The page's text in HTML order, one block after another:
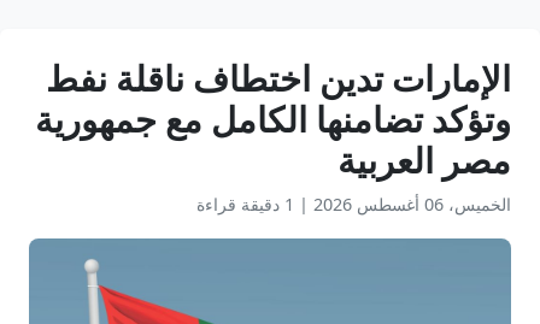
الإمارات تدين اختطاف ناقلة نفط
وتؤكد تضامنها الكامل مع جمهورية
مصر العربية
الخميس، 06 أغسطس 2026 | 1 دقيقة قراءة